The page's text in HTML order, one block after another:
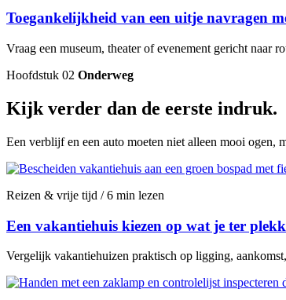
Toegankelijkheid van een uitje navragen
Vraag een museum, theater of evenement gericht naar
Hoofdstuk 02 Onderweg
Kijk verder dan de eerste indruk.
Een verblijf en een auto moeten niet alleen mooi ogen,
Reizen & vrije tijd / 6 min lezen
Een vakantiehuis kiezen op wat je ter
Vergelijk vakantiehuizen praktisch op ligging,